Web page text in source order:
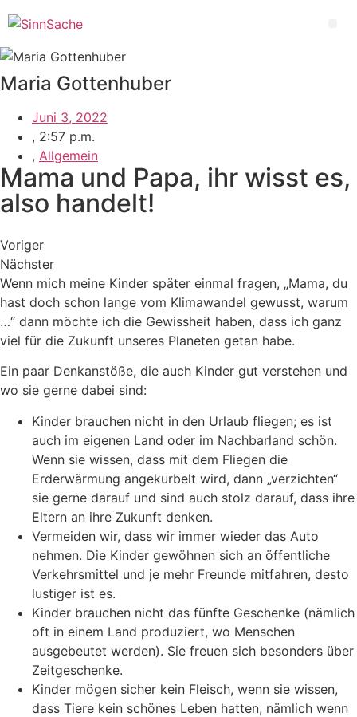
Inhalt
wechseln
Maria Gottenhuber
Juni 3, 2022
, 2:57 p.m.
, Allgemein
Mama und Papa, ihr wisst es,
also handelt!
Voriger
Nächster
Wenn mich meine Kinder später einmal fragen, „Mama, du
hast doch schon lange vom Klimawandel gewusst, warum
…“ dann möchte ich die Gewissheit haben, dass ich ganz
viel für die Zukunft unseres Planeten getan habe.
Ein paar Denkanstöße, die auch Kinder gut verstehen und
wo sie gerne dabei sind:
Kinder brauchen nicht in den Urlaub fliegen; es ist
auch im eigenen Land oder im Nachbarland schön.
Wenn sie wissen, dass mit dem Fliegen die
Erderwärmung angekurbelt wird, dann „verzichten“
sie gerne darauf und sind auch stolz darauf, dass ihre
Eltern an ihre Zukunft denken.
Vermeiden wir, dass wir immer wieder das Auto
nehmen. Die Kinder gewöhnen sich an öffentliche
Verkehrsmittel und je mehr Freunde mitfahren, desto
lustiger ist es.
Kinder brauchen nicht das fünfte Geschenke (nämlich
oft in einem Land produziert, wo Menschen
ausgebeutet werden). Sie freuen sich besonders über
Zeitgeschenke.
Kinder mögen sicher kein Fleisch, wenn sie wissen,
dass Tiere kein schönes Leben hatten, nämlich wenn